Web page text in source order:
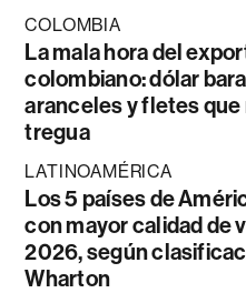
COLOMBIA
La mala hora del
colombiano: dólar
aranceles y fletes que
tregua
LATINOAMÉRICA
Los 5 países de
con mayor calidad de
2026, según
Wharton